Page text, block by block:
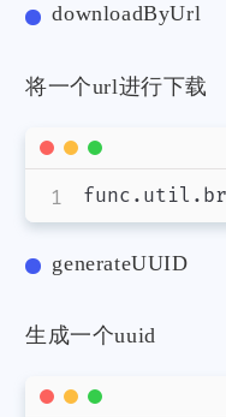
downloadByUrl
将一个url进行下载
func . util .
generateUUID
生成一个uuid